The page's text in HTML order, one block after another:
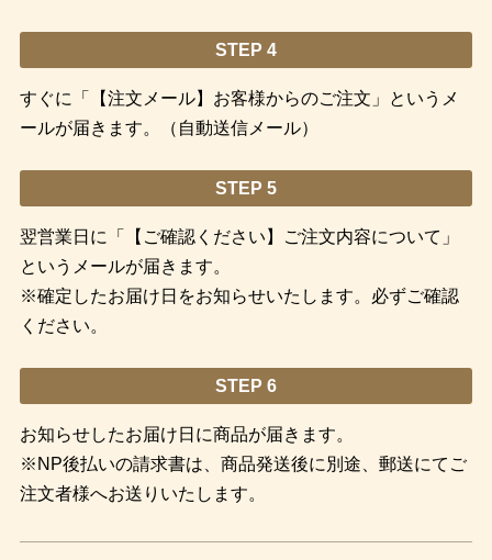
STEP 4
すぐに「【注文メール】お客様からのご注文」というメ
ールが届きます。（自動送信メール）
STEP 5
翌営業日に「【ご確認ください】ご注文内容について」
というメールが届きます。
※確定したお届け日をお知らせいたします。必ずご確認
ください。
STEP 6
お知らせしたお届け日に商品が届きます。
※NP後払いの請求書は、商品発送後に別途、郵送にてご
注文者様へお送りいたします。